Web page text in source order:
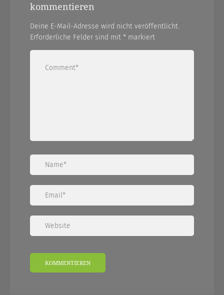
kommentieren
Deine E-Mail-Adresse wird nicht veröffentlicht.
Erforderliche Felder sind mit * markiert